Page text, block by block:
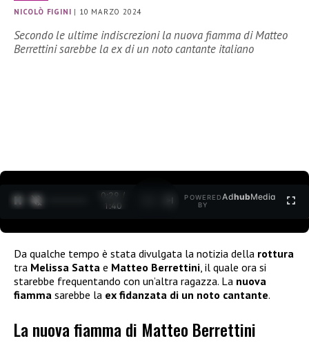
NICOLÒ FIGINI | 10 MARZO 2024
Secondo le ultime indiscrezioni la nuova fiamma di Matteo
Berrettini sarebbe la ex di un noto cantante italiano
0:30 /
1:40
POWERED
BY
AdhubMedia
Da qualche tempo è stata divulgata la notizia della rottura
tra Melissa Satta e Matteo Berrettini , il quale ora si
starebbe frequentando con un’altra ragazza. La nuova
fiamma sarebbe la ex fidanzata di un noto cantante.
La nuova fiamma di Matteo Berrettini